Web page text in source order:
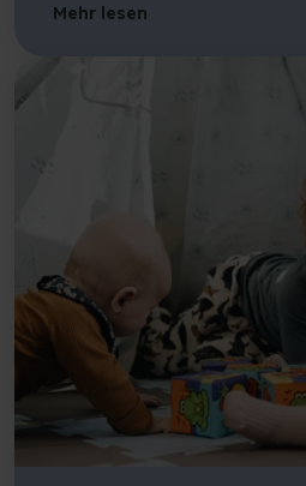
BAR50, an denen Sie
Bücherregal, in dem Sie
Mehr lesen